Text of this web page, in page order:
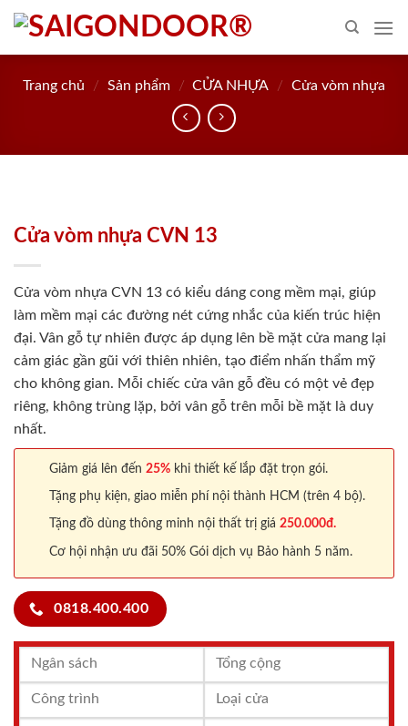
Skip
content
Trang chủ / Sản phẩm / CỬA NHỰA / Cửa vòm nhựa
Cửa vòm nhựa CVN 13
Cửa vòm nhựa CVN 13 có kiểu dáng cong mềm mại, giúp
làm mềm mại các đường nét cứng nhắc của kiến trúc hiện
đại. Vân gỗ tự nhiên được áp dụng lên bề mặt cửa mang lại
cảm giác gần gũi với thiên nhiên, tạo điểm nhấn thẩm mỹ
cho không gian. Mỗi chiếc cửa vân gỗ đều có một vẻ đẹp
riêng, không trùng lặp, bởi vân gỗ trên mỗi bề mặt là duy
nhất.
Giảm giá lên đến 25% khi thiết kế lắp đặt trọn gói.
Tặng phụ kiện, giao miễn phí nội thành HCM (trên 4 bộ).
Tặng đồ dùng thông minh nội thất trị giá 250.000đ.
Cơ hội nhận ưu đãi 50% Gói dịch vụ Bảo hành 5 năm.
0818.400.400